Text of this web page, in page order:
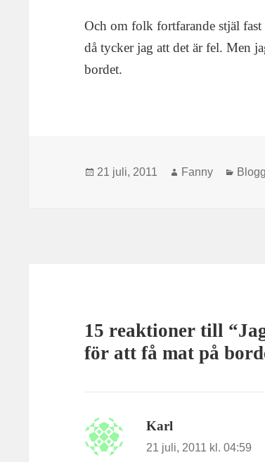
Och om folk fortfarande stjäl
då tycker jag att det är fel. Men
bordet.
Postat
21 juli, 2011 Författare
Fanny Blogg
15 reaktioner till
för att få mat på
Karl
21 juli, 2011 kl. 04:59